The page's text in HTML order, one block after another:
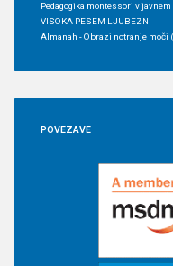
Pedagogika montessori v
VISOKA PESEM LJUBEZNI
Almanah - Obrazi notranje moči
POVEZAVE